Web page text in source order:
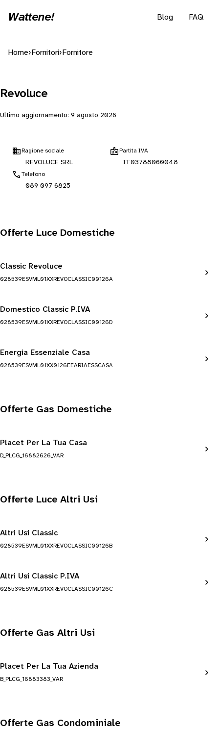
Wattene! Blog FAQ
Home› Fornitori› Fornitore
Revoluce
Ultimo aggiornamento: 9 agosto 2026
Ragione sociale
REVOLUCE SRL
Partita IVA
IT03788060048
Telefono
089 097 6825
Offerte Luce Domestiche
Classic Revoluce
028539ESVML01XXREVOCLASSIC00126A
Domestico Classic P.IVA
028539ESVML01XXREVOCLASSIC00126D
Energia Essenziale Casa
028539ESVML01XX0126EEARIAESSCASA
Offerte Gas Domestiche
Placet Per La Tua Casa
D_PLCG_16882626_VAR
Offerte Luce Altri Usi
Altri Usi Classic
028539ESVML01XXREVOCLASSIC00126B
Altri Usi Classic P.IVA
028539ESVML01XXREVOCLASSIC00126C
Offerte Gas Altri Usi
Placet Per La Tua Azienda
B_PLCG_16883383_VAR
Offerte Gas Condominiale